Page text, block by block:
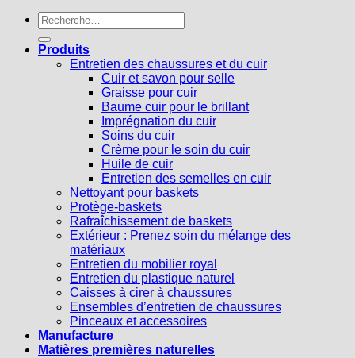
Recherche
pour :
Produits
Entretien des chaussures et du cuir
Cuir et savon pour selle
Graisse pour cuir
Baume cuir pour le brillant
Imprégnation du cuir
Soins du cuir
Crème pour le soin du cuir
Huile de cuir
Entretien des semelles en cuir
Nettoyant pour baskets
Protège-baskets
Rafraîchissement de baskets
Extérieur : Prenez soin du mélange des
matériaux
Entretien du mobilier royal
Entretien du plastique naturel
Caisses à cirer à chaussures
Ensembles d’entretien de chaussures
Pinceaux et accessoires
Manufacture
Matières premières naturelles